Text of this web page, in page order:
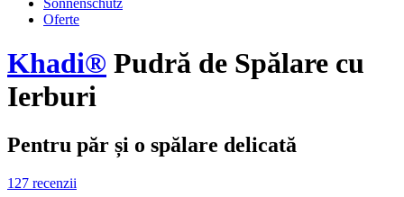
Sonnenschutz
Oferte
Khadi® Pudră de Spălare cu
Ierburi
Pentru păr și o spălare delicată
127 recenzii